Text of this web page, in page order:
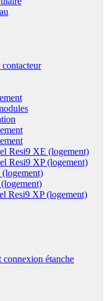
Resi9 XE (logement)
Resi9 XP (logement)
Resi9 XP (logement)
étanche